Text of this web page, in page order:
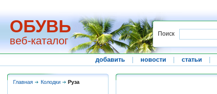
ОБУВЬ
веб-каталог
Поиск
добавить новости статьи
Главная Колодки Руза